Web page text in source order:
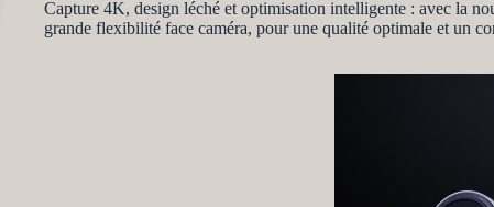
Capture 4K, design léché et optimisation intelligente : avec la
grande flexibilité face caméra, pour une qualité optimale et un